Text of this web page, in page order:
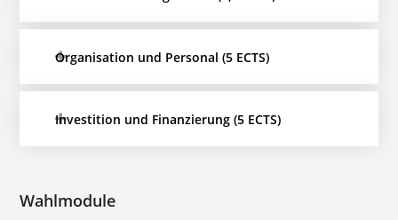
Organisation und Personal (5 ECTS)
Investition und Finanzierung (5 ECTS)
Wahlmodule